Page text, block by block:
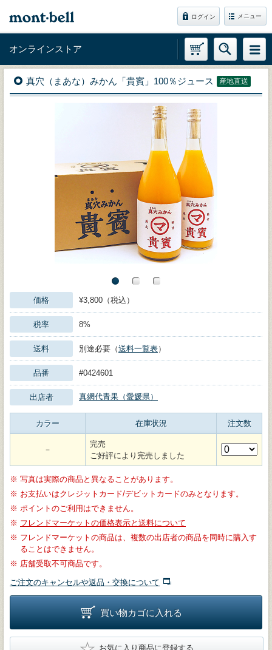
ログイン メニュー
オンラインストア
真穴（まあな）みかん「貴賓」100％ジュース 産地直送
価格 ¥3,800（税込）
税率 8%
送料 別途必要（送料一覧表）
品番 #0424601
出店者 真網代青果（愛媛県）
カラー 在庫状況 注文数
－
完売
ご好評により完売しました
※ 写真は実際の商品と異なることがあります。
※ お支払いはクレジットカード/デビットカードのみとなります。
※ ポイントのご利用はできません。
※ フレンドマーケットの価格表示と送料について
※ フレンドマーケットの商品は、複数の出店者の商品を同時に購入す
ることはできません。
※ 店舗受取不可商品です。
ご注文のキャンセルや返品・交換について
買い物カゴに入れる
お気に入り商品に登録する